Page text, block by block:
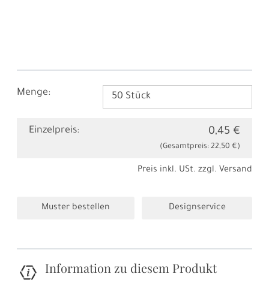
Menge:
Einzelpreis: 0,45 €
(Gesamtpreis: 22,50 € )
Preis inkl. USt. zzgl. Versand
Muster bestellen Designservice
Information zu diesem Produkt